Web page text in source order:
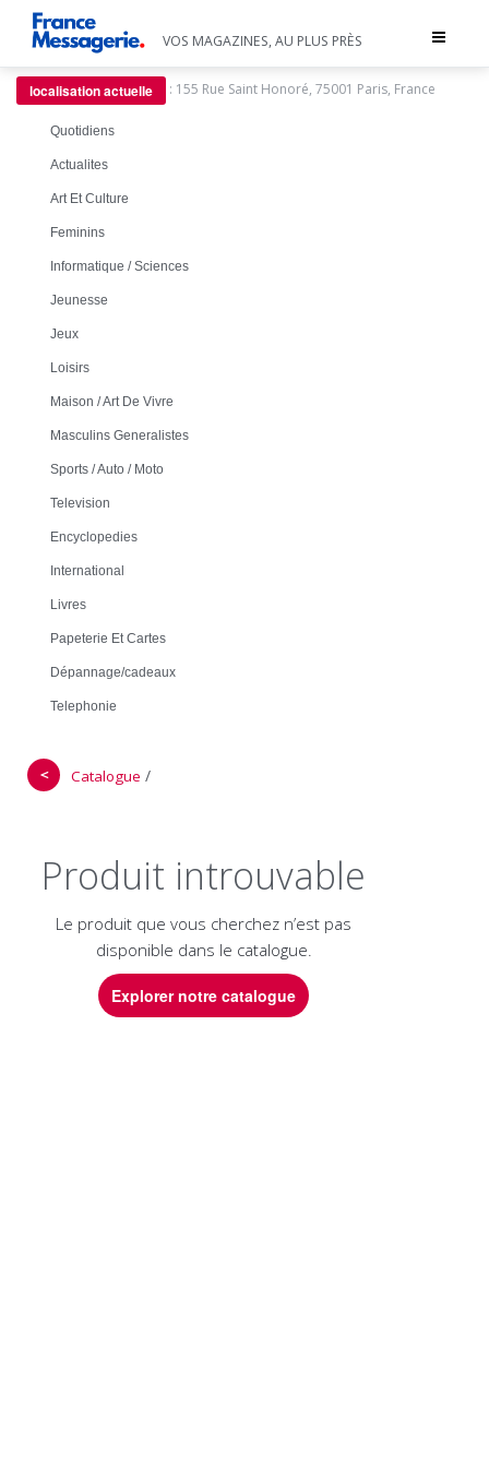
Toggle
VOS MAGAZINES, AU PLUS PRÈS
localisation actuelle : 155 Rue Saint Honoré, 75001 Paris, France
Quotidiens
Actualites
Art Et Culture
Feminins
Informatique / Sciences
Jeunesse
Jeux
Loisirs
Maison / Art De Vivre
Masculins Generalistes
Sports / Auto / Moto
Television
Encyclopedies
International
Livres
Papeterie Et Cartes
Dépannage/cadeaux
Telephonie
＜ Catalogue /
Produit introuvable
Le produit que vous cherchez n’est pas
disponible dans le catalogue.
Explorer notre catalogue